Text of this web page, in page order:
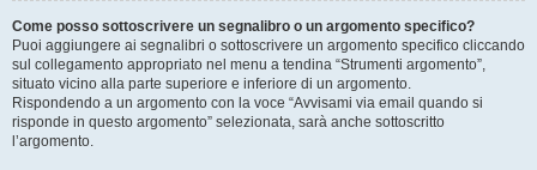
Come posso sottoscrivere un segnalibro o un argomento specifico?
Puoi aggiungere ai segnalibri o sottoscrivere un argomento specifico cliccando
sul collegamento appropriato nel menu a tendina “Strumenti argomento”,
situato vicino alla parte superiore e inferiore di un argomento.
Rispondendo a un argomento con la voce “Avvisami via email quando si
risponde in questo argomento” selezionata, sarà anche sottoscritto
l’argomento.